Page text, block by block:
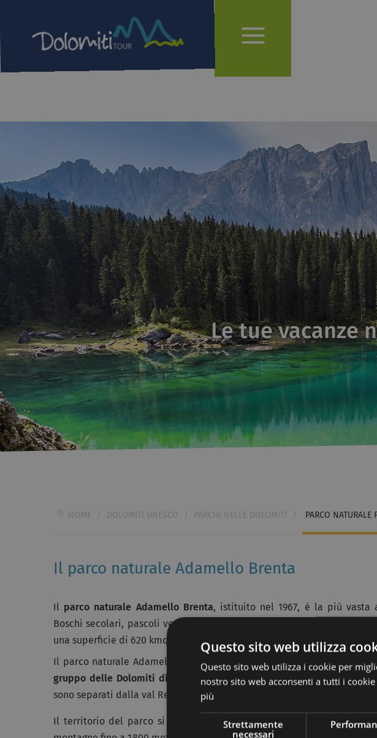
Le tue vacanze
HOME / DOLOMITI UNESCO / PARCHI NELLE DOLOMITI / PARCO NATURALE
Il parco naturale Adamello Brenta
Il parco naturale Adamello Brenta, istituito nel 1967, è la più vasta
Boschi secolari, pascoli verdeggianti, laghi cristallini, torrenti
una superficie di 620 kmq, estesa tra le Giudicarie, la val di Non e la val
Il parco naturale Adamello Brenta è suddiviso, da un punto di vista
gruppo delle Dolomiti di Brentae il massiccio granitico dell'
sono separati dalla val Rendena, nella quale scorre il fiume Sarca.
Il territorio del parco si caratterizza per la presenza di boschi di
Questo sito web utilizza
Questo sito web utilizza i cookie per
nostro sito web acconsenti a tutti i
più
Strettamente
necessari